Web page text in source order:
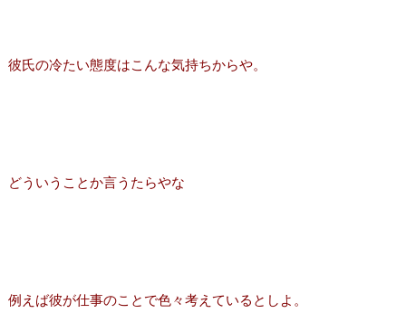
彼氏の冷たい態度はこんな気持ちからや。
どういうことか言うたらやな
例えば彼が仕事のことで色々考えているとしよ。